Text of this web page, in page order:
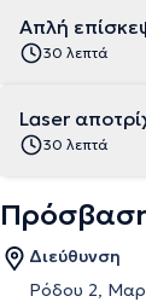
Απλή
30 λεπτά
Laser
30 λεπτά
Πρόσβαση
Διεύθυνση
Ρόδου 2,